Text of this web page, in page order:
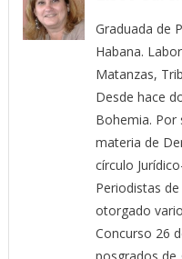
Graduada de
Habana.
Matanzas,
Desde hace
Bohemia. Por
materia de
círculo
Periodistas
otorgado
Concurso 26
posgrados de